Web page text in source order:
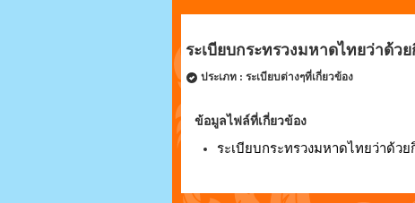
ระเบียบกระทรวงมหาดไทยว่าด้
ประเภท : ระเบียบต่างๆที่เกี่ยวข้อง
ข้อมูลไฟล์ที่เกี่ยวข้อง
ระเบียบกระทรวงมหาดไทยว่าด้ว